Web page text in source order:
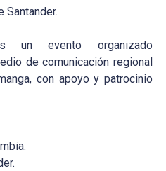
Santander.
evento organizado
de comunicación regional
con apoyo y patrocinio